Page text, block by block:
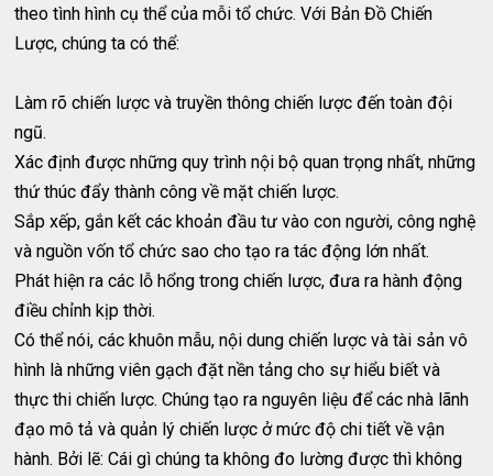
theo tình hình cụ thể của mỗi tổ chức. Với Bản Đồ Chiến
Lược, chúng ta có thể:
Làm rõ chiến lược và truyền thông chiến lược đến toàn đội
ngũ.
Xác định được những quy trình nội bộ quan trọng nhất, những
thứ thúc đẩy thành công về mặt chiến lược.
Sắp xếp, gắn kết các khoản đầu tư vào con người, công nghệ
và nguồn vốn tổ chức sao cho tạo ra tác động lớn nhất.
Phát hiện ra các lỗ hổng trong chiến lược, đưa ra hành động
điều chỉnh kịp thời.
Có thể nói, các khuôn mẫu, nội dung chiến lược và tài sản vô
hình là những viên gạch đặt nền tảng cho sự hiểu biết và
thực thi chiến lược. Chúng tạo ra nguyên liệu để các nhà lãnh
đạo mô tả và quản lý chiến lược ở mức độ chi tiết về vận
hành. Bởi lẽ: Cái gì chúng ta không đo lường được thì không